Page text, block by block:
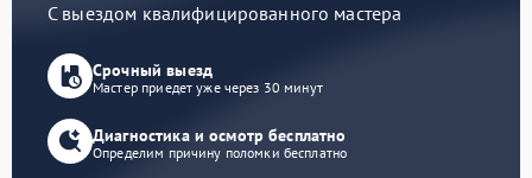
С выездом квалифицированного мастера
Срочный выезд
Мастер приедет уже через 30 минут
Диагностика и осмотр бесплатно
Определим причину поломки бесплатно